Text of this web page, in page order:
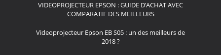
VIDEOPROJECTEUR EPSON : GUIDE D’ACHAT AVEC
COMPARATIF DES MEILLEURS
Videoprojecteur Epson EB S05 : un des meilleurs de
2018 ?